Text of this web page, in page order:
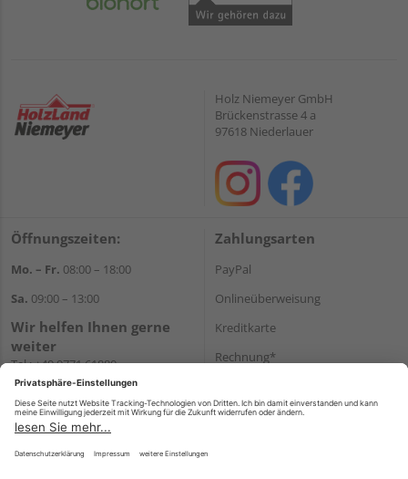
Holz Niemeyer GmbH
Brückenstrasse 4 a
97618 Niederlauer
Öffnungszeiten:
Mo. – Fr. 08:00 – 18:00
Sa. 09:00 – 13:00
Wir helfen Ihnen gerne
weiter
Tel.:+49 9771 61880
E-Mail:info@holzland-
niemeyer.de
Zahlungsarten
PayPal
Onlineüberweisung
Kreditkarte
Rechnung*
Versand